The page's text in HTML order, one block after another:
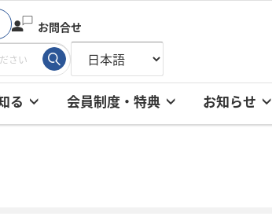
お問合せ
る 会員制度・特典 お知らせ